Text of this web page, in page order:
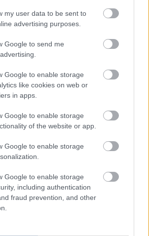
my user data to be sent to
advertising purposes.
Google to send me
Google to enable storage
like cookies on web or
in apps.
Google to enable storage
of the website or app.
Google to enable storage
Google to enable storage
including authentication
fraud prevention, and other
Hozzászólások